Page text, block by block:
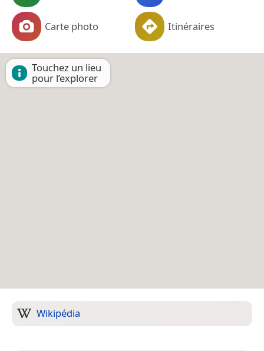
Carte photo Itinéraires
Touchez un lieu
pour l’explorer
Wikipédia